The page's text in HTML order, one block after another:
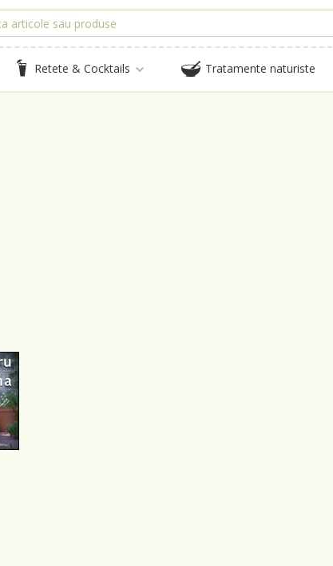
Retete & Cocktails Tratamente naturiste